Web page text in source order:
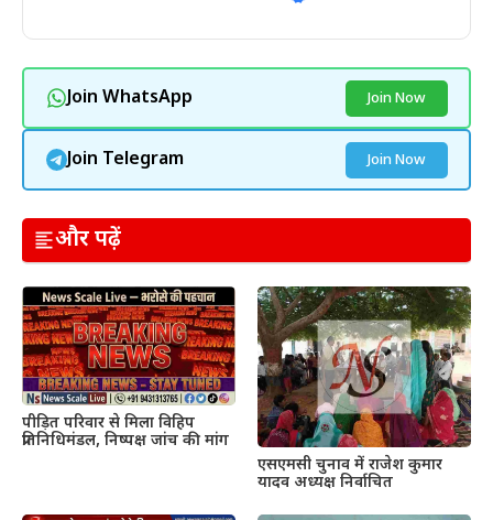
Join WhatsApp Join Now
Join Telegram Join Now
और पढ़ें
पीड़ित परिवार से मिला विहिप
प्रतिनिधिमंडल, निष्पक्ष जांच की मांग
एसएमसी चुनाव में राजेश कुमार
यादव अध्यक्ष निर्वाचित